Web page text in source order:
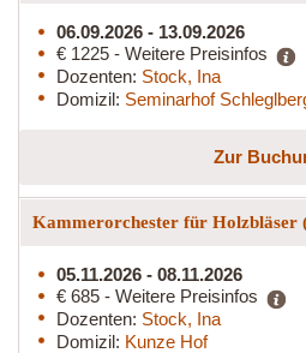
06.09.2026 - 13.09.2026
€ 1225 - Weitere Preisinfos
Dozenten: Stock, Ina
Domizil: Seminarhof
Zur
Kammerorchester für Holzbläser
05.11.2026 - 08.11.2026
€ 685 - Weitere Preisinfos
Dozenten: Stock, Ina
Domizil: Kunze Hof